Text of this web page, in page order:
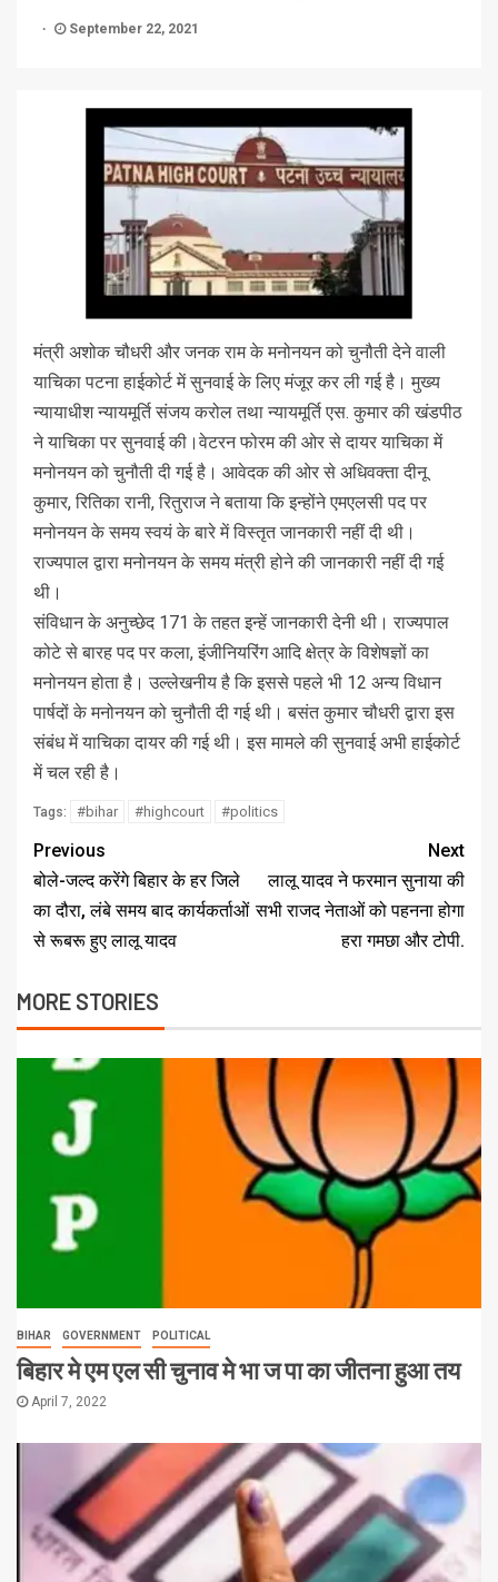
September 22, 2021
मंत्री अशोक चौधरी और जनक राम के मनोनयन को चुनौती देने वाली
याचिका पटना हाईकोर्ट में सुनवाई के लिए मंजूर कर ली गई है। मुख्य
न्यायाधीश न्यायमूर्ति संजय करोल तथा न्यायमूर्ति एस. कुमार की खंडपीठ
ने याचिका पर सुनवाई की।वेटरन फोरम की ओर से दायर याचिका में
मनोनयन को चुनौती दी गई है। आवेदक की ओर से अधिवक्ता दीनू
कुमार, रितिका रानी, रितुराज ने बताया कि इन्होंने एमएलसी पद पर
मनोनयन के समय स्वयं के बारे में विस्तृत जानकारी नहीं दी थी।
राज्यपाल द्वारा मनोनयन के समय मंत्री होने की जानकारी नहीं दी गई
थी।
संविधान के अनुच्छेद 171 के तहत इन्हें जानकारी देनी थी। राज्यपाल
कोटे से बारह पद पर कला, इंजीनियरिंग आदि क्षेत्र के विशेषज्ञों का
मनोनयन होता है। उल्लेखनीय है कि इससे पहले भी 12 अन्य विधान
पार्षदों के मनोनयन को चुनौती दी गई थी। बसंत कुमार चौधरी द्वारा इस
संबंध में याचिका दायर की गई थी। इस मामले की सुनवाई अभी हाईकोर्ट
में चल रही है।
Tags: #bihar #highcourt #politics
Previous
बोले-जल्द करेंगे बिहार के हर जिले
का दौरा, लंबे समय बाद कार्यकर्ताओं
से रूबरू हुए लालू यादव
Next
लालू यादव ने फरमान सुनाया की
सभी राजद नेताओं को पहनना होगा
हरा गमछा और टोपी.
MORE STORIES
BIHAR GOVERNMENT POLITICAL
बिहार मे एम एल सी चुनाव मे भा ज पा का जीतना हुआ तय
April 7, 2022